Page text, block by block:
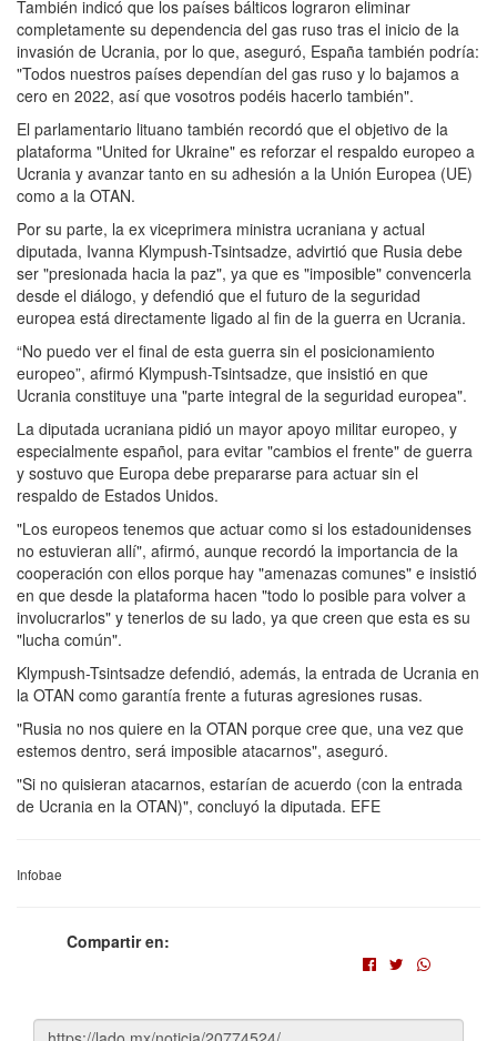
También indicó que los países bálticos lograron eliminar
completamente su dependencia del gas ruso tras el inicio de la
invasión de Ucrania, por lo que, aseguró, España también podría:
"Todos nuestros países dependían del gas ruso y lo bajamos a
cero en 2022, así que vosotros podéis hacerlo también".
El parlamentario lituano también recordó que el objetivo de la
plataforma "United for Ukraine" es reforzar el respaldo europeo a
Ucrania y avanzar tanto en su adhesión a la Unión Europea (UE)
como a la OTAN.
Por su parte, la ex viceprimera ministra ucraniana y actual
diputada, Ivanna Klympush-Tsintsadze, advirtió que Rusia debe
ser "presionada hacia la paz", ya que es "imposible" convencerla
desde el diálogo, y defendió que el futuro de la seguridad
europea está directamente ligado al fin de la guerra en Ucrania.
“No puedo ver el final de esta guerra sin el posicionamiento
europeo”, afirmó Klympush-Tsintsadze, que insistió en que
Ucrania constituye una "parte integral de la seguridad europea".
La diputada ucraniana pidió un mayor apoyo militar europeo, y
especialmente español, para evitar "cambios el frente" de guerra
y sostuvo que Europa debe prepararse para actuar sin el
respaldo de Estados Unidos.
"Los europeos tenemos que actuar como si los estadounidenses
no estuvieran allí", afirmó, aunque recordó la importancia de la
cooperación con ellos porque hay "amenazas comunes" e insistió
en que desde la plataforma hacen "todo lo posible para volver a
involucrarlos" y tenerlos de su lado, ya que creen que esta es su
"lucha común".
Klympush-Tsintsadze defendió, además, la entrada de Ucrania en
la OTAN como garantía frente a futuras agresiones rusas.
"Rusia no nos quiere en la OTAN porque cree que, una vez que
estemos dentro, será imposible atacarnos", aseguró.
"Si no quisieran atacarnos, estarían de acuerdo (con la entrada
de Ucrania en la OTAN)", concluyó la diputada. EFE
Infobae
Compartir en: